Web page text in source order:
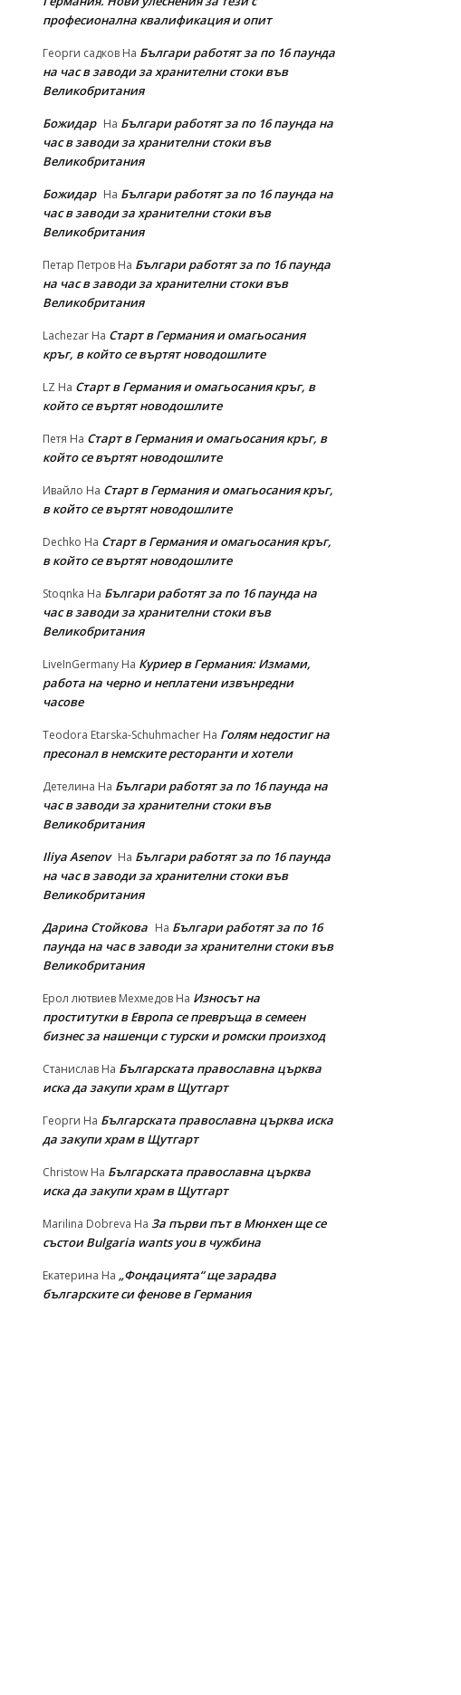
професионална квалификация и опит
Георги садков На Българи работят за по 16 паунда
на час в заводи за хранителни стоки във
Великобритания
Божидар На Българи работят за по 16 паунда на
час в заводи за хранителни стоки във
Великобритания
Божидар На Българи работят за по 16 паунда на
час в заводи за хранителни стоки във
Великобритания
Петар Петров На Българи работят за по 16 паунда
на час в заводи за хранителни стоки във
Великобритания
Lachezar На Старт в Германия и омагьосания
кръг, в който се въртят новодошлите
LZ На Старт в Германия и омагьосания кръг, в
който се въртят новодошлите
Петя На Старт в Германия и омагьосания кръг, в
който се въртят новодошлите
Ивайло На Старт в Германия и омагьосания кръг,
в който се въртят новодошлите
Dechko На Старт в Германия и омагьосания кръг,
в който се въртят новодошлите
Stoqnka На Българи работят за по 16 паунда на
час в заводи за хранителни стоки във
Великобритания
LiveInGermany На Куриер в Германия: Измами,
работа на черно и неплатени извънредни
часове
Teodora Etarska-Schuhmacher На Голям недостиг на
пресонал в немските ресторанти и хотели
Детелина На Българи работят за по 16 паунда на
час в заводи за хранителни стоки във
Великобритания
Iliya Asenov На Българи работят за по 16 паунда
на час в заводи за хранителни стоки във
Великобритания
Дарина Стойкова На Българи работят за по 16
паунда на час в заводи за хранителни стоки във
Великобритания
Ерол лютвиев Мехмедов На Износът на
проститутки в Европа се превръща в семеен
бизнес за нашенци с турски и ромски произход
Станислав На Българската православна църква
иска да закупи храм в Щутгарт
Георги На Българската православна църква иска
да закупи храм в Щутгарт
Christow На Българската православна църква
иска да закупи храм в Щутгарт
Marilina Dobreva На За първи път в Мюнхен ще се
състои Bulgaria wants you в чужбина
Екатерина На „Фондацията“ ще зарадва
българските си фенове в Германия